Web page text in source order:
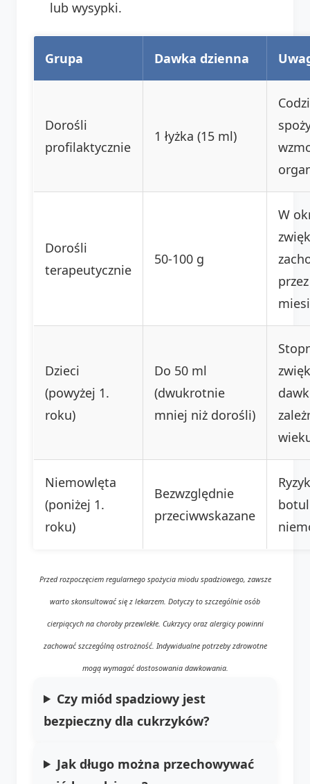
lub wysypki.
Grupa Dawka dzienna
Dorośli
profilaktycznie
1 łyżka (15 ml)
Dorośli
terapeutycznie
50-100 g
W
Dzieci
(powyżej 1.
roku)
Do 50 ml
(dwukrotnie
mniej niż dorośli)
Niemowlęta
(poniżej 1.
roku)
Bezwzględnie
przeciwwskazane
Przed rozpoczęciem regularnego spożycia miodu spadziowego, zawsze
warto skonsultować się z lekarzem. Dotyczy to szczególnie osób
cierpiących na choroby przewlekłe. Cukrzycy oraz alergicy powinni
zachować szczególną ostrożność. Indywidualne potrzeby zdrowotne
mogą wymagać dostosowania dawkowania.
Czy miód spadziowy jest
bezpieczny dla cukrzyków?
Jak długo można przechowywać